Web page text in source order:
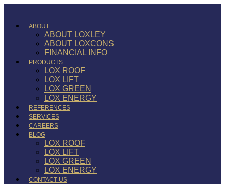
ABOUT
ABOUT LOXLEY
ABOUT LOXCONS
FINANCIAL INFO
PRODUCTS
LOX ROOF
LOX LIFT
LOX GREEN
LOX ENERGY
REFERENCES
SERVICES
CAREERS
BLOG
LOX ROOF
LOX LIFT
LOX GREEN
LOX ENERGY
CONTACT US